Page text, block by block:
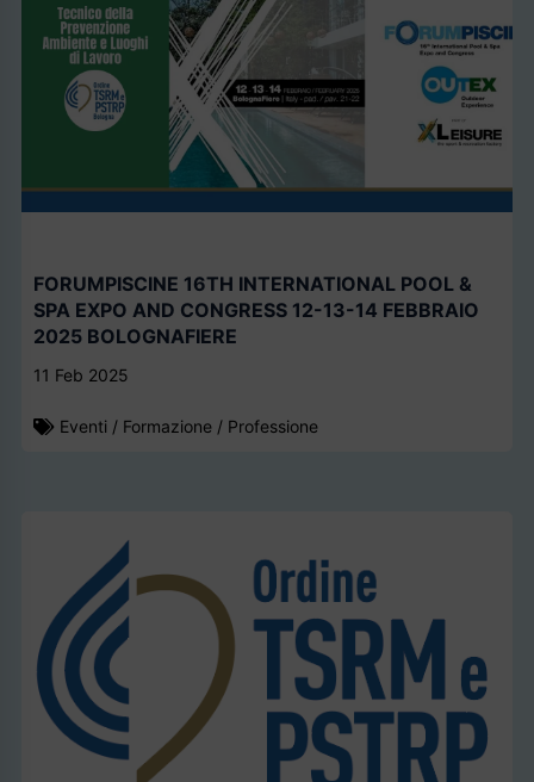
FORUMPISCINE 16TH INTERNATIONAL POOL &
SPA EXPO AND CONGRESS 12-13-14 FEBBRAIO
2025 BOLOGNAFIERE
11 Feb 2025
Eventi / Formazione / Professione